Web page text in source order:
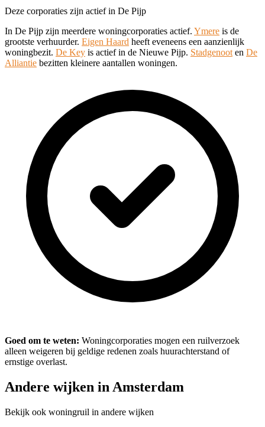
Deze corporaties zijn actief in De Pijp
In De Pijp zijn meerdere woningcorporaties actief. Ymere is de
grootste verhuurder. Eigen Haard heeft eveneens een aanzienlijk
woningbezit. De Key is actief in de Nieuwe Pijp. Stadgenoot en De
Alliantie bezitten kleinere aantallen woningen.
Goed om te weten: Woningcorporaties mogen een ruilverzoek
alleen weigeren bij geldige redenen zoals huurachterstand of
ernstige overlast.
Andere wijken in Amsterdam
Bekijk ook woningruil in andere wijken